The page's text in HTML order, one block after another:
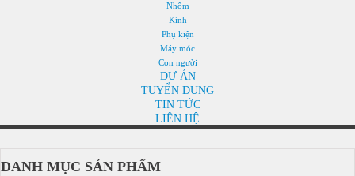
Nhôm
Kính
Phụ kiện
Máy móc
Con người
DỰ ÁN
TUYỂN DỤNG
TIN TỨC
LIÊN HỆ
DANH MỤC SẢN PHẨM